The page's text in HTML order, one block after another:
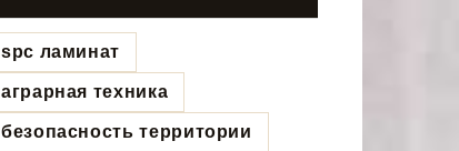
spc ламинат
аграрная техника
безопасность территории